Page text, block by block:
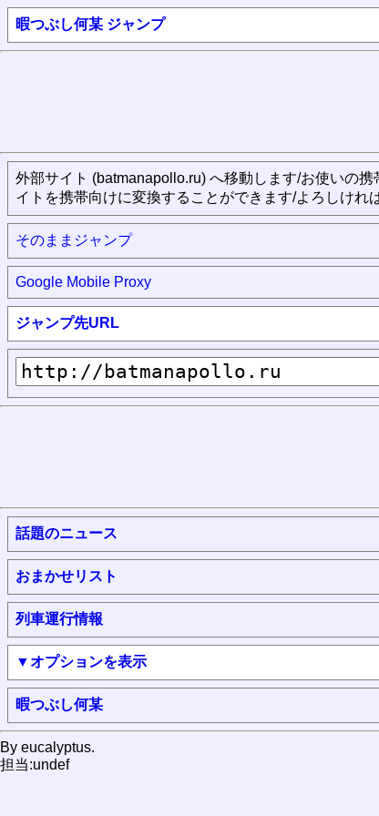
暇つぶし何某 ジャンプ
外部サイト (batmanapollo.ru) へ移動します/お使いの
イトを携帯向けに変換することができます/よろしけれ
そのままジャンプ
Google Mobile Proxy
ジャンプ先URL
話題のニュース
おまかせリスト
列車運行情報
▼オプションを表示
暇つぶし何某
By eucalyptus.
担当:undef